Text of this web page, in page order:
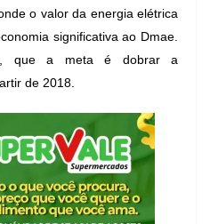
o valor da energia elétrica
significativa ao Dmae.
que a meta é dobrar a
de 2018.